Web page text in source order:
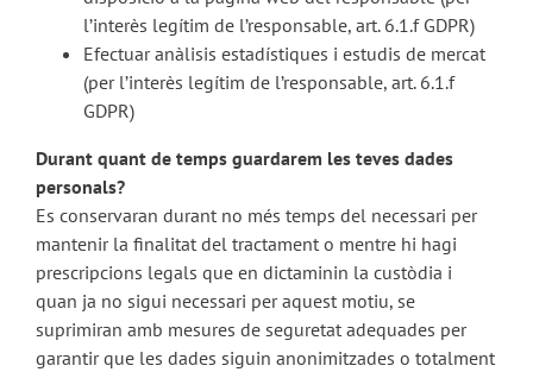
l’interès legítim de l’responsable, art. 6.1.f GDPR)
Efectuar anàlisis estadístiques i estudis de mercat
(per l’interès legítim de l’responsable, art. 6.1.f
GDPR)
Durant quant de temps guardarem les teves dades
personals?
Es conservaran durant no més temps del necessari per
mantenir la finalitat del tractament o mentre hi hagi
prescripcions legals que en dictaminin la custòdia i
quan ja no sigui necessari per aquest motiu, se
suprimiran amb mesures de seguretat adequades per
garantir que les dades siguin anonimitzades o totalment